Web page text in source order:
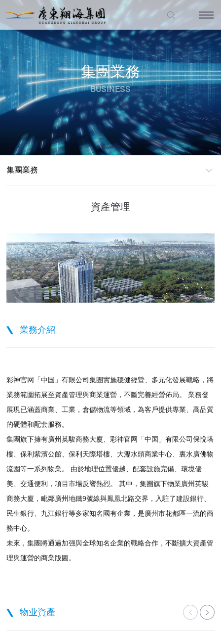
集團業務
BUSINESS
集團業務
資產管理
業務介紹
彩神官网「中国」有限公司集團實施穩健經營、多元化發展戰略，將
業務範圍拓展至資產管理與商業運營，不斷完善經營佈局。 業務發
展現已涵蓋商業、工業，倉儲物流等領域，為客戶提供專業、高品質
的硬體和配套服務。
集團旗下擁有廣州英駿商務大廈、彩神官网「中国」有限公司保悅塔
樓、保利紫濱公館、保利天際塔樓、大瀝水頭商業中心、裏水廣佛物
流園等一系列物業。 由於地理位置優越、配套設施完備、環境優
美、交通便利，項目市場反響熱烈。 其中，集團旗下物業廣州英駿
商務大廈，毗鄰廣州地鐵9號線與鳳凰北路交界，入駐了建設銀行、
民生銀行、九江銀行等多家知名國有企業，是廣州市花都區一流的商
務中心。
未來，集團將通過加强與全球知名企業的戰略合作，不斷擴大資產管
理與運營的商業版圖。
物业資產